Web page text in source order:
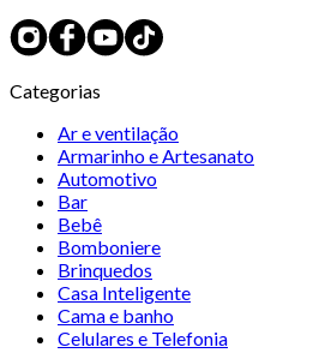
Categorias
Ar e ventilação
Armarinho e Artesanato
Automotivo
Bar
Bebê
Bomboniere
Brinquedos
Casa Inteligente
Cama e banho
Celulares e Telefonia